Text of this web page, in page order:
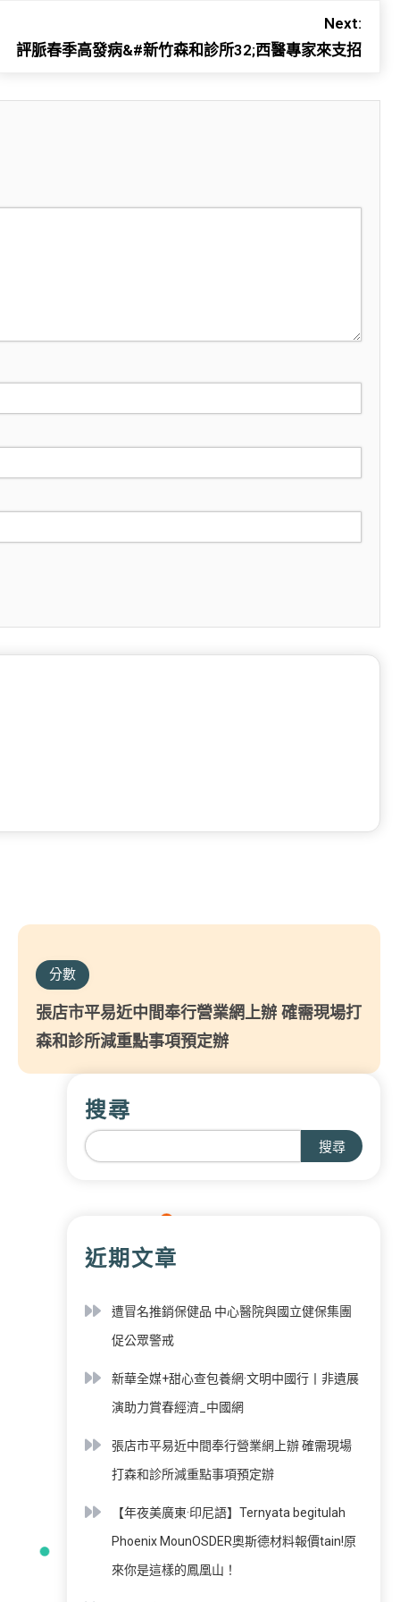
Next:
評脈春季高發病&#新竹森和診所32;西醫專家來支招
分數
張店市平易近中間奉行營業網上辦 確需現場打
森和診所減重點事項預定辦
搜尋
搜尋
近期文章
遭冒名推銷保健品 中心醫院與國立健保集團
促公眾警戒
新華全媒+甜心查包養網·文明中國行丨非遺展
演助力賞春經濟_中國網
張店市平易近中間奉行營業網上辦 確需現場
打森和診所減重點事項預定辦
【年夜美廣東·印尼語】Ternyata begitulah
Phoenix MounOSDER奧斯德材料報價tain!原
來你是這樣的鳳凰山！